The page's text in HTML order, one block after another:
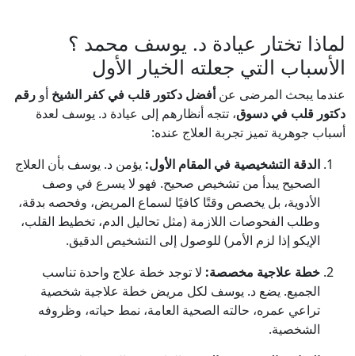
لماذا تختار عيادة د. يوسف محمد ؟
الأسباب التي جعلته الخيار الأول
عندما يبحث المرضى عنأفضل دكتور قلب في كفر الشيخ أو رقم
دكتور قلب في دسوق، تتجه أنظارهم إلى عيادة د. يوسف لعدة
أسباب جوهرية تميز تجربة العلاج عنده:
الدقة التشخيصية في المقام الأول: يؤمن د. يوسف بأن العلاج
الصحيح يبدأ من تشخيص صحيح. فهو لا يسرع في وصف
الأدوية، بل يخصص وقتًا كافيًا لسماع المريض، وفحصه بدقة،
وطلب الفحوصات اللازمة (مثل تحاليل الدم، تخطيط القلب،
الإيكو إذا لزم الأمر) للوصول إلى التشخيص الدقيق.
خطة علاجية مخصصة: لا توجد خطة علاج واحدة تناسب
الجميع. يضع د. يوسف لكل مريض خطة علاجية شخصية
تراعي عمره، حالته الصحية العامة، نمط حياته، وظروفه
الشخصية.